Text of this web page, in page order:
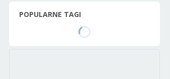
POPULARNE TAGI